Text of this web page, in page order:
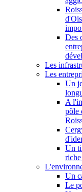
Des
Les
Les
Un
A
pôle
Un
Un
Le